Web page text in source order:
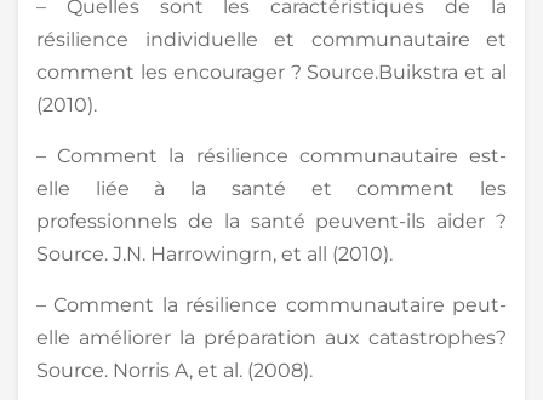
– Quelles sont les caractéristiques de la
résilience individuelle et communautaire et
comment les encourager ? Source.Buikstra et al
(2010).
– Comment la résilience communautaire est-
elle liée à la santé et comment les
professionnels de la santé peuvent-ils aider ?
Source. J.N. Harrowingrn, et all (2010).
– Comment la résilience communautaire peut-
elle améliorer la préparation aux catastrophes?
Source. Norris A, et al. (2008).